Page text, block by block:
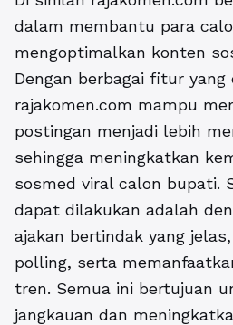
dalam membantu para
mengoptimalkan konten
Dengan berbagai fitur yang
rajakomen.com mampu
postingan menjadi lebih
sehingga meningkatkan
sosmed viral calon bupati.
dapat dilakukan adalah
ajakan bertindak yang
polling, serta
tren. Semua ini bertujuan
jangkauan dan